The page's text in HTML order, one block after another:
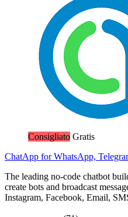
Consigliato Gratis
ChatApp for WhatsApp,
The leading no-code chatbot
create bots and broadcast
Instagram, Facebook, Email,